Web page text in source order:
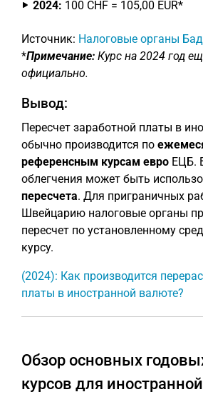
2024: 100 CHF = 105,00 EUR*
Источник: Налоговые органы
*Примечание: Курс на 2024 год
официально.
Вывод:
Пересчет заработной платы в
обычно производится по
референсным курсам евро ЕЦБ.
облегчения может быть
пересчета. Для приграничных
Швейцарию налоговые органы
пересчет по установленному
курсу.
(2024): Как производится
платы в иностранной валюте?
Обзор основных
курсов для